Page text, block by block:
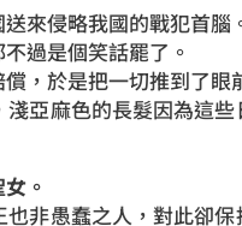
來侵略我國的戰犯首腦
過是個笑話罷了。
，於是把一切推到了眼
亞麻色的長髮因為這
。
非愚蠢之人，對此卻